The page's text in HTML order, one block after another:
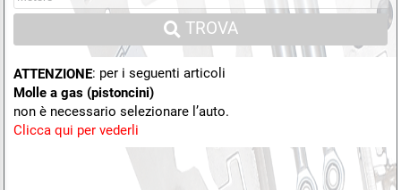
TROVA
ATTENZIONE: per i seguenti articoli
Molle a gas (pistoncini)
non è necessario selezionare l’auto.
Clicca qui per vederli